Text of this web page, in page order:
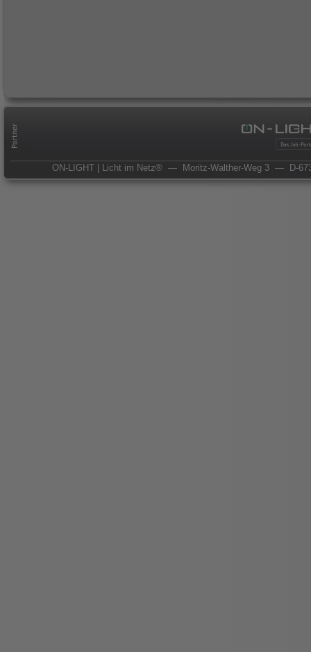
ON-LIGHT | Licht im Netz® — Moritz-Walther-Weg 3 — D-